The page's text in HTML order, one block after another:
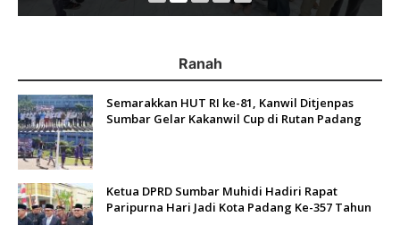
Ranah
Semarakkan HUT RI ke-81, Kanwil Ditjenpas
Sumbar Gelar Kakanwil Cup di Rutan Padang
Ketua DPRD Sumbar Muhidi Hadiri Rapat
Paripurna Hari Jadi Kota Padang Ke-357 Tahun